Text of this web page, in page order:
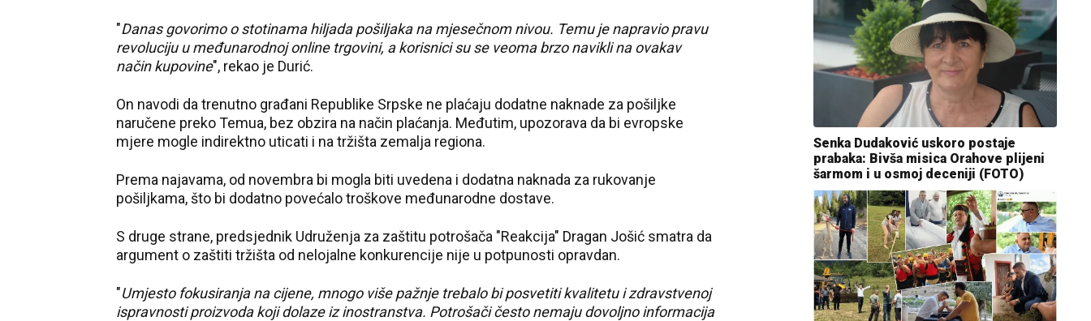
"Danas govorimo o stotinama hiljada pošiljaka na mjesečnom nivou. Temu je napravio pravu
revoluciju u međunarodnoj online trgovini, a korisnici su se veoma brzo navikli na ovakav
način kupovine", rekao je Durić.
On navodi da trenutno građani Republike Srpske ne plaćaju dodatne naknade za pošiljke
naručene preko Temua, bez obzira na način plaćanja. Međutim, upozorava da bi evropske
mjere mogle indirektno uticati i na tržišta zemalja regiona.
Prema najavama, od novembra bi mogla biti uvedena i dodatna naknada za rukovanje
pošiljkama, što bi dodatno povećalo troškove međunarodne dostave.
S druge strane, predsjednik Udruženja za zaštitu potrošača "Reakcija" Dragan Јošić smatra da
argument o zaštiti tržišta od nelojalne konkurencije nije u potpunosti opravdan.
"Umjesto fokusiranja na cijene, mnogo više pažnje trebalo bi posvetiti kvalitetu i zdravstvenoj
ispravnosti proizvoda koji dolaze iz inostranstva. Potrošači često nemaju dovoljno informacija
Senka Dudaković uskoro postaje
prabaka: Bivša misica Orahove plijeni
šarmom i u osmoj deceniji (FOTO)